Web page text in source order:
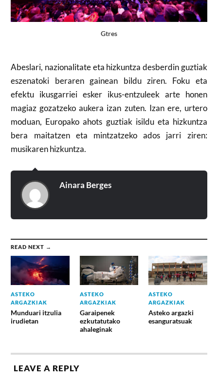
Gtres
Abeslari, nazionalitate eta hizkuntza desberdin guztiak
eszenatoki beraren gainean bildu ziren. Foku eta
efektu ikusgarriei esker ikus-entzuleek arte honen
magiaz gozatzeko aukera izan zuten. Izan ere, urtero
moduan, Europako ahots guztiak isildu eta hizkuntza
bera maitatzen eta mintzatzeko ados jarri ziren:
musikaren hizkuntza.
Ainara Berges
READ NEXT →
ASTEKO
ARGAZKIAK
Munduari itzulia
irudietan
ASTEKO
ARGAZKIAK
Garaipenek
ezkutatutako
ahaleginak
ASTEKO
ARGAZKIAK
Asteko argazki
esanguratsuak
LEAVE A REPLY